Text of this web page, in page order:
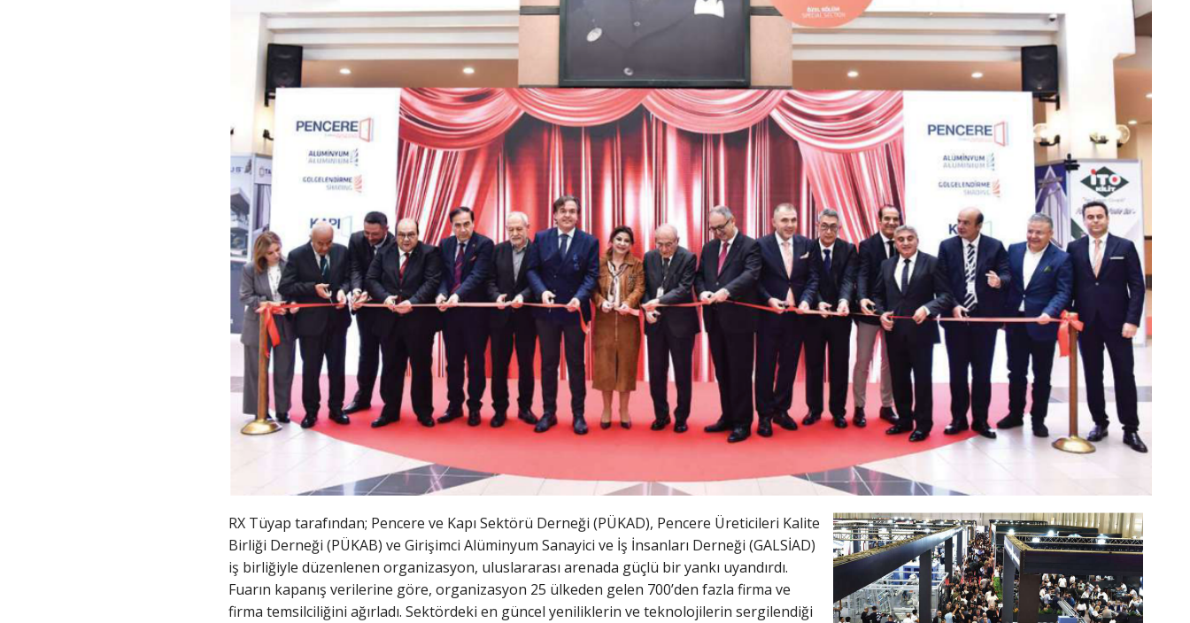
RX Tüyap tarafından; Pencere ve Kapı Sektörü Derneği (PÜKAD), Pencere Üreticileri Kalite
Birliği Derneği (PÜKAB) ve Girişimci Alüminyum Sanayici ve İş İnsanları Derneği (GALSİAD)
iş birliğiyle düzenlenen organizasyon, uluslararası arenada güçlü bir yankı uyandırdı.
Fuarın kapanış verilerine göre, organizasyon 25 ülkeden gelen 700’den fazla firma ve
firma temsilciliğini ağırladı. Sektördeki en güncel yeniliklerin ve teknolojilerin sergilendiği